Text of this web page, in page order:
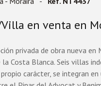
en venta en
privada de obra nueva en
Costa Blanca. Seis villas
carácter, se integran